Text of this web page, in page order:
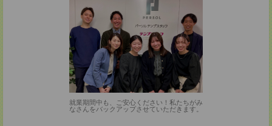
就業期間中も、ご安心ください！私たちがみ
なさんをバックアップさせていただきます。